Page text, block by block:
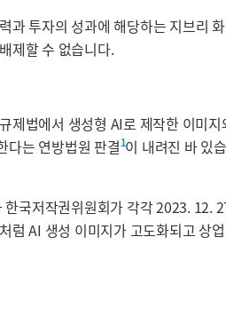
과 투자의 성과에 해당하는 지브리
제할 수 없습니다.
제법에서 생성형 AI로 제작한 이미
다는 연방법원 판결1이 내려진 바 있
국저작권위원회가 각각 2023. 12.
럼 AI 생성 이미지가 고도화되고 상